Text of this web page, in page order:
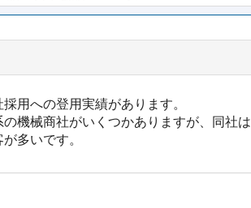
用への登用実績があります。
の機械商社がいくつかありますが、同社
多いです。